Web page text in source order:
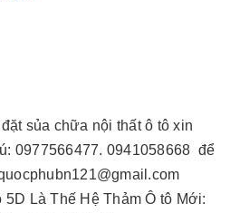
sủa chữa nội thất ô tô xin
0977566477. 0941058668 để
5D Là Thế Hệ Thảm Ô tô Mới: